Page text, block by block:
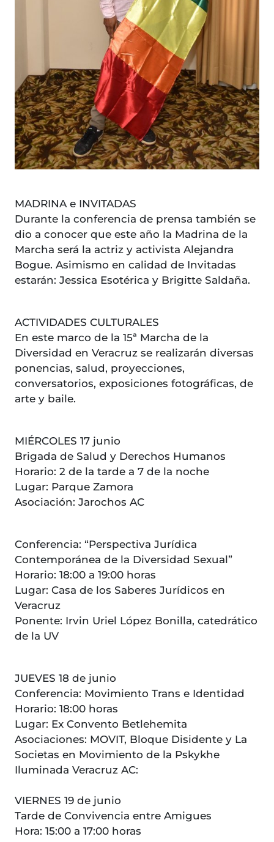
MADRINA e INVITADAS
Durante la conferencia de prensa también se
dio a conocer que este año la Madrina de la
Marcha será la actriz y activista Alejandra
Bogue. Asimismo en calidad de Invitadas
estarán: Jessica Esotérica y Brigitte Saldaña.
ACTIVIDADES CULTURALES
En este marco de la 15ª Marcha de la
Diversidad en Veracruz se realizarán diversas
ponencias, salud, proyecciones,
conversatorios, exposiciones fotográficas, de
arte y baile.
MIÉRCOLES 17 junio
Brigada de Salud y Derechos Humanos
Horario: 2 de la tarde a 7 de la noche
Lugar: Parque Zamora
Asociación: Jarochos AC
Conferencia: “Perspectiva Jurídica
Contemporánea de la Diversidad Sexual”
Horario: 18:00 a 19:00 horas
Lugar: Casa de los Saberes Jurídicos en
Veracruz
Ponente: Irvin Uriel López Bonilla, catedrático
de la UV
JUEVES 18 de junio
Conferencia: Movimiento Trans e Identidad
Horario: 18:00 horas
Lugar: Ex Convento Betlehemita
Asociaciones: MOVIT, Bloque Disidente y La
Societas en Movimiento de la Pskykhe
Iluminada Veracruz AC:
VIERNES 19 de junio
Tarde de Convivencia entre Amigues
Hora: 15:00 a 17:00 horas